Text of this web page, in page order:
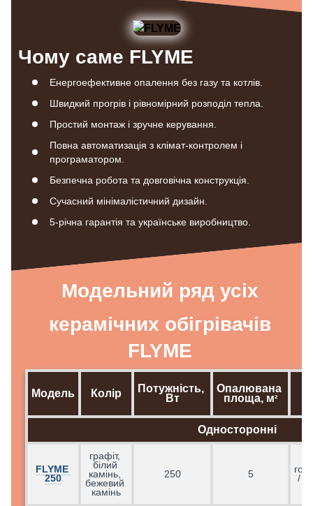
Чому саме FLYME
Енергоефективне опалення без газу та котлів.
Швидкий прогрів і рівномірний розподіл тепла.
Простий монтаж і зручне керування.
Повна автоматизація з клімат-контролем і
програматором.
Безпечна робота та довговічна конструкція.
Сучасний мінімалістичний дизайн.
5-річна гарантія та українське виробництво.
Модельний ряд усіх
керамічних обігрівачів
FLYME
Модель Колір
Потужність,
Вт
Опалювана
площа, м²
Односторонні
FLYME
250
графіт,
білий
камінь,
бежевий
камінь
250 5
/